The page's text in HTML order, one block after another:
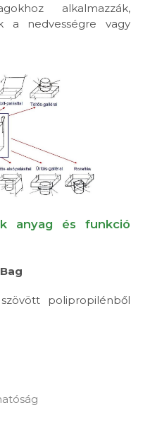
alkalmazzák,
a nedvességre vagy
anyag és funkció
polipropilénből